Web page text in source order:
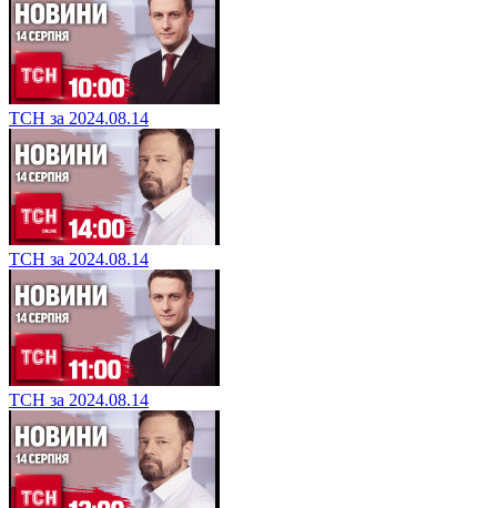
ТСН за 2024.08.14
ТСН за 2024.08.14
ТСН за 2024.08.14